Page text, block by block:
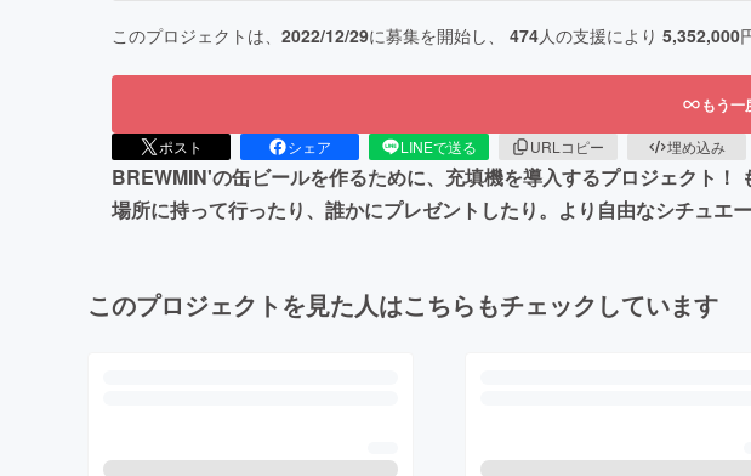
このプロジェクトは、 2022/12/29に募集を開始し、 474人の支援により 5,352,000
もう
ポスト シェア LINEで送る URLコピー 埋め込み
BREWMIN'の缶ビールを作るために、充填機を導入するプロジェクト
場所に持って行ったり、誰かにプレゼントしたり。より自由なシチュエ
このプロジェクトを見た人はこちらもチェックしています